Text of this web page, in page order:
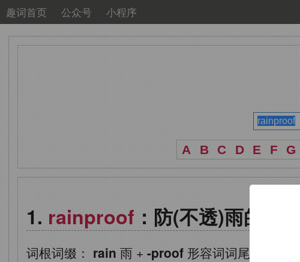
趣词首页 公众号 小程序
A B C D E F G
rainproof ：防(不透)雨的
词根词缀： rain 雨 + -proof 形容词词尾